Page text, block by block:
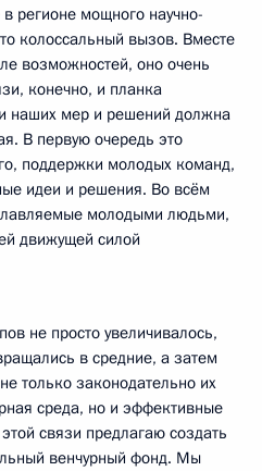
регионе мощного научно-
колоссальный вызов. Вместе
возможностей, оно очень
конечно, и планка
наших мер и решений должна
В первую очередь это
поддержки молодых команд,
идеи и решения. Во всём
молодыми людьми,
движущей силой
не просто увеличивалось,
в средние, а затем
только законодательно их
среда, но и эффективные
связи предлагаю создать
венчурный фонд. Мы